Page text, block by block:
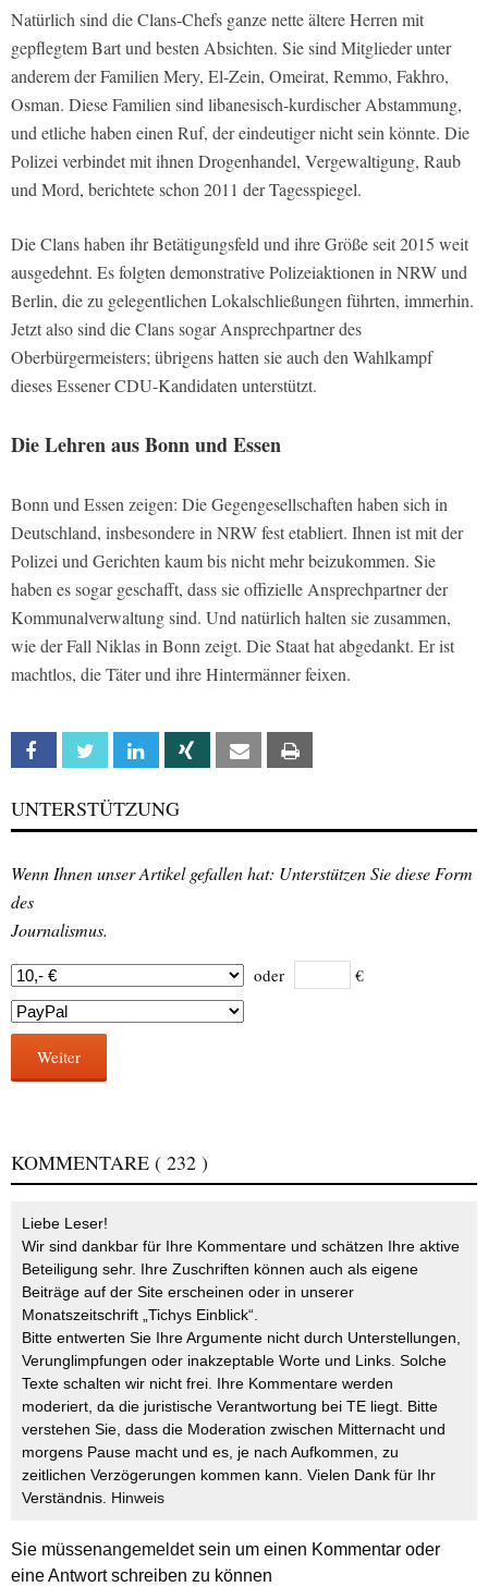
Natürlich sind die Clans-Chefs ganze nette ältere Herren mit
gepflegtem Bart und besten Absichten. Sie sind Mitglieder unter
anderem der Familien Mery, El-Zein, Omeirat, Remmo, Fakhro,
Osman. Diese Familien sind libanesisch-kurdischer Abstammung,
und etliche haben einen Ruf, der eindeutiger nicht sein könnte. Die
Polizei verbindet mit ihnen Drogenhandel, Vergewaltigung, Raub
und Mord, berichtete schon 2011 der Tagesspiegel.
Die Clans haben ihr Betätigungsfeld und ihre Größe seit 2015 weit
ausgedehnt. Es folgten demonstrative Polizeiaktionen in NRW und
Berlin, die zu gelegentlichen Lokalschließungen führten, immerhin.
Jetzt also sind die Clans sogar Ansprechpartner des
Oberbürgermeisters; übrigens hatten sie auch den Wahlkampf
dieses Essener CDU-Kandidaten unterstützt.
Die Lehren aus Bonn und Essen
Bonn und Essen zeigen: Die Gegengesellschaften haben sich in
Deutschland, insbesondere in NRW fest etabliert. Ihnen ist mit der
Polizei und Gerichten kaum bis nicht mehr beizukommen. Sie
haben es sogar geschafft, dass sie offizielle Ansprechpartner der
Kommunalverwaltung sind. Und natürlich halten sie zusammen,
wie der Fall Niklas in Bonn zeigt. Die Staat hat abgedankt. Er ist
machtlos, die Täter und ihre Hintermänner feixen.
Facebook Twitter Linkedin Xing Email
UNTERSTÜTZUNG
Wenn Ihnen unser Artikel gefallen hat: Unterstützen Sie diese Form
des
Journalismus.
oder €
Weiter
KOMMENTARE ( 232 )
Liebe Leser!
Wir sind dankbar für Ihre Kommentare und schätzen Ihre aktive
Beteiligung sehr. Ihre Zuschriften können auch als eigene
Beiträge auf der Site erscheinen oder in unserer
Monatszeitschrift „Tichys Einblick“.
Bitte entwerten Sie Ihre Argumente nicht durch Unterstellungen,
Verunglimpfungen oder inakzeptable Worte und Links. Solche
Texte schalten wir nicht frei. Ihre Kommentare werden
moderiert, da die juristische Verantwortung bei TE liegt. Bitte
verstehen Sie, dass die Moderation zwischen Mitternacht und
morgens Pause macht und es, je nach Aufkommen, zu
zeitlichen Verzögerungen kommen kann. Vielen Dank für Ihr
Verständnis. Hinweis
Sie müssenangemeldetsein um einen Kommentar oder
eine Antwort schreiben zu können